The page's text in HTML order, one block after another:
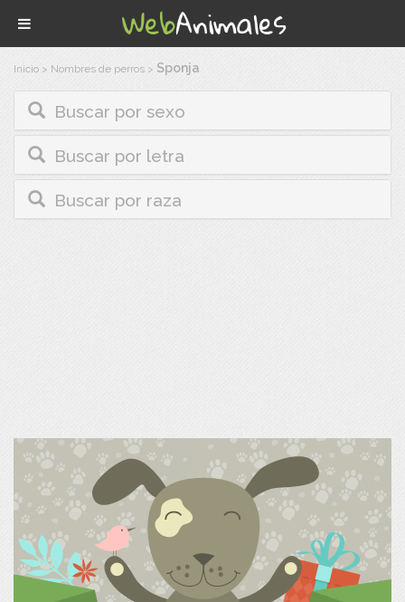
Inicio > Nombres de perros > Sponja
Buscar por sexo
Buscar por letra
Buscar por raza